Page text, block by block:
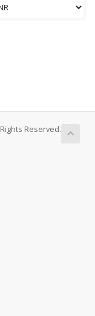
Reserved.